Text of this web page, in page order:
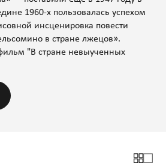
1960-х пользовалась успехом
инсценировка повести
в стране лжецов».
"В стране невыученных